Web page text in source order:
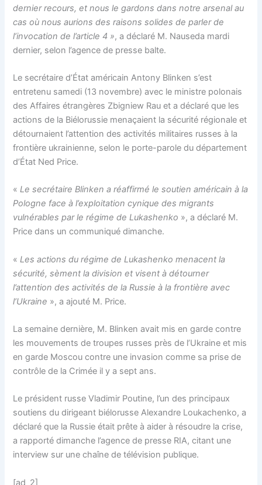
dernier recours, et nous le gardons dans notre arsenal au
cas où nous aurions des raisons solides de parler de
l’invocation de l’article 4 », a déclaré M. Nauseda mardi
dernier, selon l’agence de presse balte.
Le secrétaire d’État américain Antony Blinken s’est
entretenu samedi (13 novembre) avec le ministre polonais
des Affaires étrangères Zbigniew Rau et a déclaré que les
actions de la Biélorussie menaçaient la sécurité régionale et
détournaient l’attention des activités militaires russes à la
frontière ukrainienne, selon le porte-parole du département
d’État Ned Price.
« Le secrétaire Blinken a réaffirmé le soutien américain à la
Pologne face à l’exploitation cynique des migrants
vulnérables par le régime de Lukashenko », a déclaré M.
Price dans un communiqué dimanche.
« Les actions du régime de Lukashenko menacent la
sécurité, sèment la division et visent à détourner
l’attention des activités de la Russie à la frontière avec
l’Ukraine », a ajouté M. Price.
La semaine dernière, M. Blinken avait mis en garde contre
les mouvements de troupes russes près de l’Ukraine et mis
en garde Moscou contre une invasion comme sa prise de
contrôle de la Crimée il y a sept ans.
Le président russe Vladimir Poutine, l’un des principaux
soutiens du dirigeant biélorusse Alexandre Loukachenko, a
déclaré que la Russie était prête à aider à résoudre la crise,
a rapporté dimanche l’agence de presse RIA, citant une
interview sur une chaîne de télévision publique.
[ad_2]